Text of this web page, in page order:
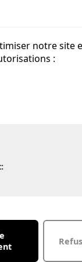
notre site
: